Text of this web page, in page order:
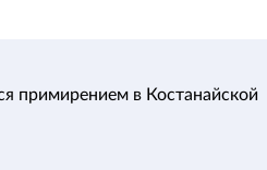
примирением в Костанайской